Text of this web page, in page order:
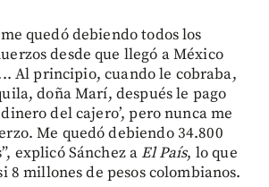
quedó debiendo todos los
desde que llegó a México
Al principio, cuando le cobraba,
doña Marí, después le pago
del cajero’, pero nunca me
Me quedó debiendo 34.800
explicó Sánchez aEl País, lo que
8 millones de pesos colombianos.